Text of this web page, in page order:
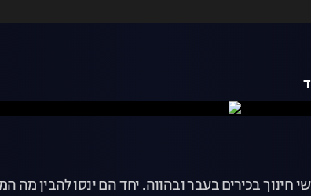
חינוך בכירים בעבר ובהווה. יחד הם ינסו להבין